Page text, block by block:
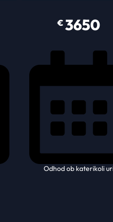
€3650
Odhod ob katerikoli